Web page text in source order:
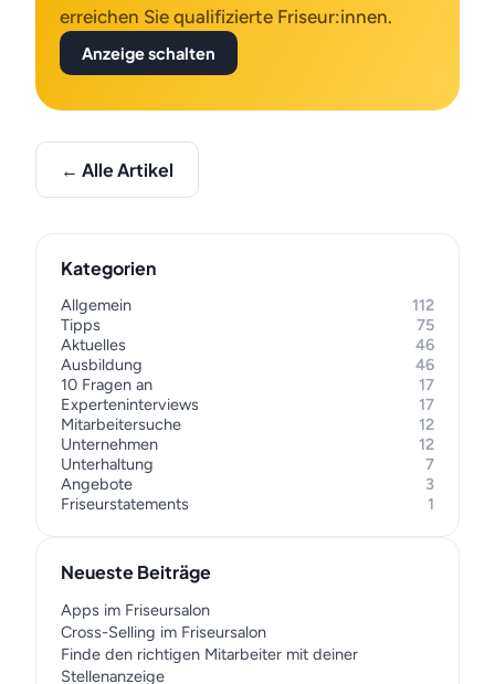
erreichen Sie qualifizierte Friseur:innen.
Anzeige schalten
← Alle Artikel
Kategorien
Allgemein
112
Tipps
75
Aktuelles
46
Ausbildung
46
10 Fragen an
17
Experteninterviews
17
Mitarbeitersuche
12
Unternehmen
12
Unterhaltung
7
Angebote
3
Friseurstatements
1
Neueste Beiträge
Apps im Friseursalon
Cross-Selling im Friseursalon
Finde den richtigen Mitarbeiter mit deiner
Stellenanzeige